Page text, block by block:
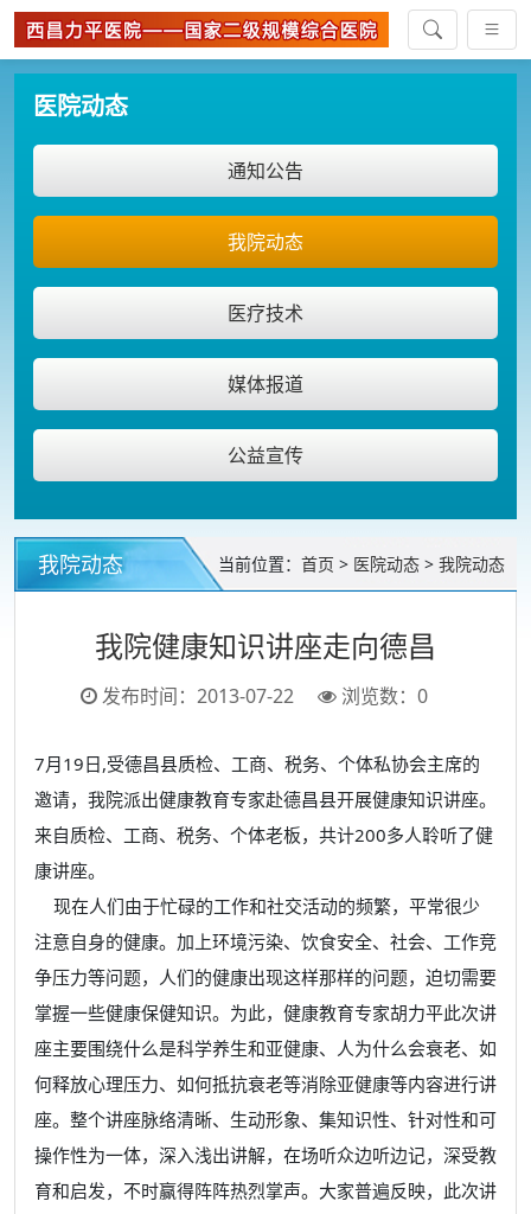
医院动态
通知公告
我院动态
医疗技术
媒体报道
公益宣传
我院动态 当前位置： 首页 > 医院动态 > 我院动态
我院健康知识讲座走向德昌
发布时间：2013-07-22 浏览数： 0
7月19日,受德昌县质检、工商、税务、个体私协会主席的
邀请，我院派出健康教育专家赴德昌县开展健康知识讲座。
来自质检、工商、税务、个体老板，共计200多人聆听了健
康讲座。
现在人们由于忙碌的工作和社交活动的频繁，平常很少
注意自身的健康。加上环境污染、饮食安全、社会、工作竞
争压力等问题，人们的健康出现这样那样的问题，迫切需要
掌握一些健康保健知识。为此，健康教育专家胡力平此次讲
座主要围绕什么是科学养生和亚健康、人为什么会衰老、如
何释放心理压力、如何抵抗衰老等消除亚健康等内容进行讲
座。整个讲座脉络清晰、生动形象、集知识性、针对性和可
操作性为一体，深入浅出讲解，在场听众边听边记，深受教
育和启发，不时赢得阵阵热烈掌声。大家普遍反映，此次讲